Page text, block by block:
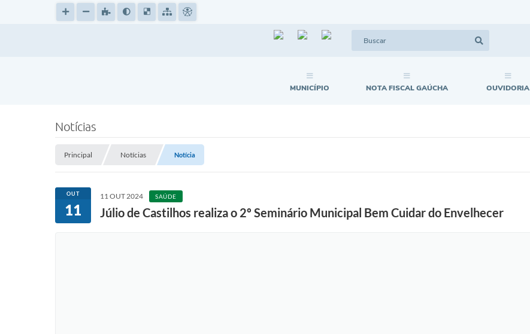
MUNICÍPIO NOTA FISCAL GAÚCHA OUVIDORIA
Notícias
Principal Notícias Notícia
OUT
11
11 OUT 2024 SAÚDE
Júlio de Castilhos realiza o 2º Seminário Municipal Bem Cuidar do Envelhecer